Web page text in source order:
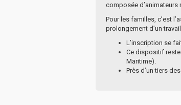
composée d’animateurs
Pour les familles, c’est
prolongement d’un
L’inscription se
Ce dispositif reste
Maritime).
Près d’un tiers